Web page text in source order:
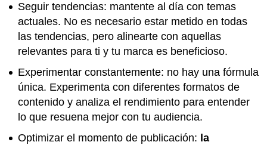
Seguir tendencias: mantente al día con temas
actuales. No es necesario estar metido en todas
las tendencias, pero alinearte con aquellas
relevantes para ti y tu marca es beneficioso.
Experimentar constantemente: no hay una fórmula
única. Experimenta con diferentes formatos de
contenido y analiza el rendimiento para entender
lo que resuena mejor con tu audiencia.
Optimizar el momento de publicación: la